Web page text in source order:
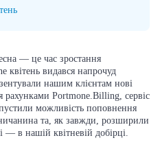
— це час зростання
квітень видався напрочуд
нашим клієнтам нові
рахунками Portmone.Billing, сервіс
можливість поповнення
та, як завжди, розширили
— в нашій квітневій добірці.